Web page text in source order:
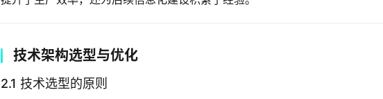
技术架构选型与优化
2.1 技术选型的原则